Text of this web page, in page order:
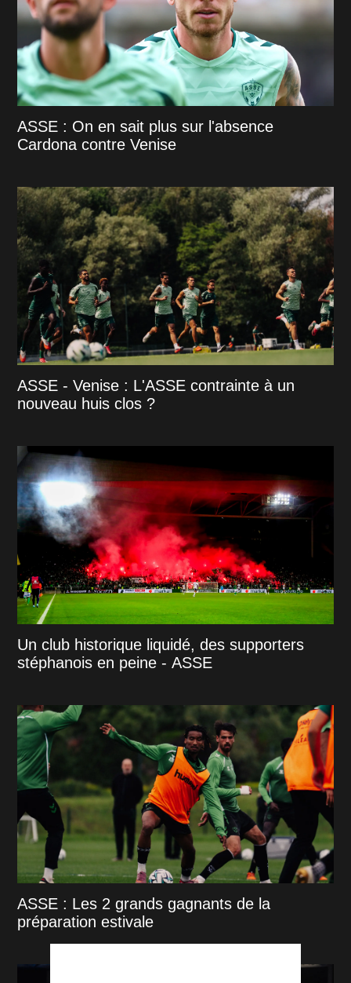
ASSE : On en sait plus sur l'absence
Cardona contre Venise
ASSE - Venise : L'ASSE contrainte à un
nouveau huis clos ?
Un club historique liquidé, des supporters
stéphanois en peine - ASSE
ASSE : Les 2 grands gagnants de la
préparation estivale